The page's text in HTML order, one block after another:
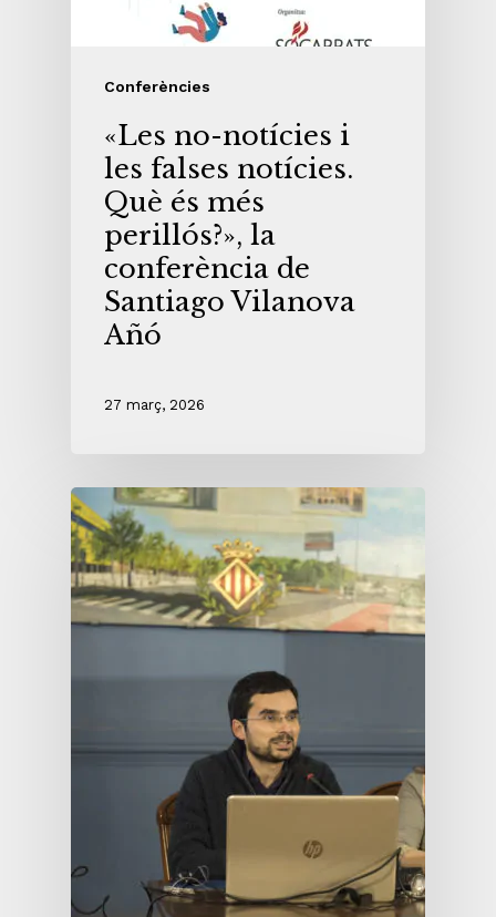
Conferències
«Les no-notícies i
les falses notícies.
Què és més
perillós?», la
conferència de
Santiago Vilanova
Añó
27 març, 2026